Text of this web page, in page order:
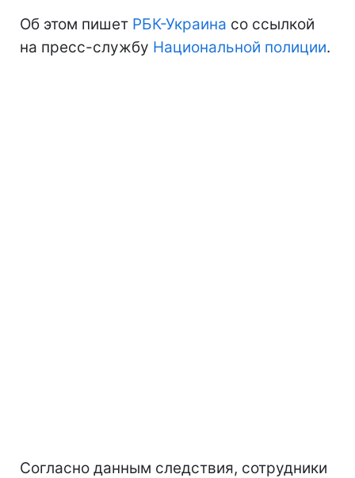
Об этом пишет РБК-Украина со ссылкой
на пресс-службу Национальной полиции.
Согласно данным следствия, сотрудники